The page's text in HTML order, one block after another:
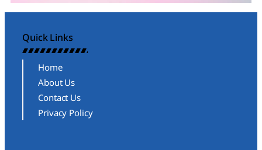
Quick Links
Home
About Us
Contact Us
Privacy Policy